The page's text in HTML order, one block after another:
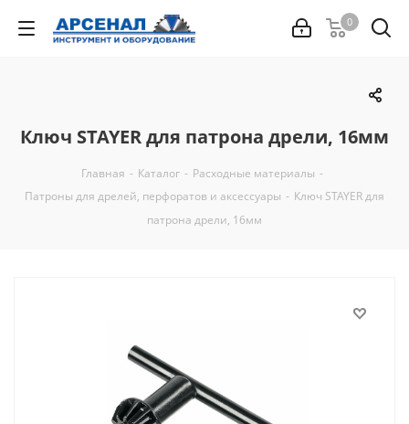
0
Ключ STAYER для патрона дрели, 16мм
Главная - Каталог - Расходные материалы -
Патроны для дрелей, перфоратов и аксессуары - Ключ STAYER для
патрона дрели, 16мм